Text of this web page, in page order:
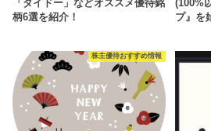
「ダイドー」などオススメ優待銘
柄6選を紹介！
(100%
プ』を
株主優待おすすめ情報